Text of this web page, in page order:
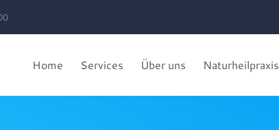
Home Services Über uns Naturheilpraxis